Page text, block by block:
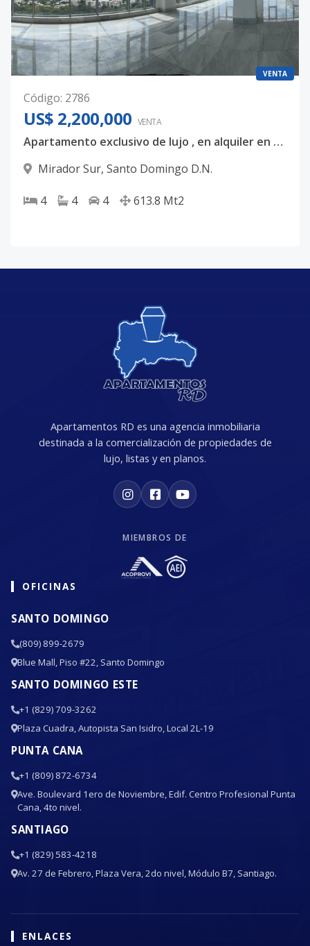
VENTA
Código: 2786
US$ 2,200,000 VENTA
Apartamento exclusivo de lujo , en alquiler en mirador sur, Torre Anacaona 27, 4 habitaciones con sus baños USD$12,000
Mirador Sur, Santo Domingo D.N.
4 4 4 613.8 Mt2
Apartamentos RD es una agencia inmobiliaria
destinada a la comercialización de propiedades de
lujo, listas y en planos.
MIEMBROS DE
OFICINAS
SANTO DOMINGO
(809) 899-2679
Blue Mall, Piso #22, Santo Domingo
SANTO DOMINGO ESTE
+1 (829) 709-3262
Plaza Cuadra, Autopista San Isidro, Local 2L-19
PUNTA CANA
+1 (809) 872-6734
Ave. Boulevard 1ero de Noviembre, Edif. Centro Profesional Punta
Cana, 4to nivel.
SANTIAGO
+1 (829) 583-4218
Av. 27 de Febrero, Plaza Vera, 2do nivel, Módulo B7, Santiago.
ENLACES